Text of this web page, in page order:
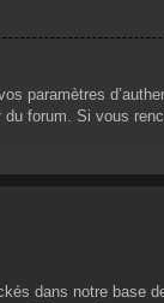
paramètres
forum. Si vous
dans notre base